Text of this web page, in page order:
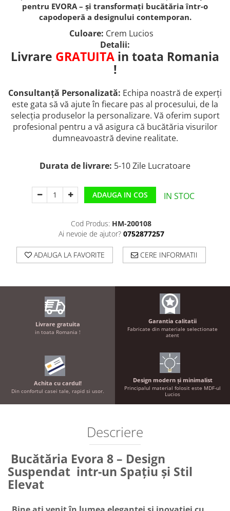
pentru EVORA – și transformați bucătăria într-o
capodoperă a designului contemporan.
Culoare: Crem Lucios
Detalii:
Livrare GRATUITA in toata Romania
!
Consultanță Personalizată: Echipa noastră de experți
este gata să vă ajute în fiecare pas al procesului, de la
selecția produselor la personalizare. Vă oferim suport
profesional pentru a vă asigura că bucătăria visurilor
dumneavoastră devine realitate.
Durata de livrare: 5-10 Zile Lucratoare
ADAUGA IN COS IN STOC
Cod Produs: HM-200108
Ai nevoie de ajutor? 0752877257
ADAUGA LA FAVORITE CERE INFORMATII
Livrare gratuita
in toata Romania !
Garantia calitatii
Fabricate din materiale selectionate
atent
Achita cu cardul!
Din confortul casei tale, rapid si usor.
Design modern și minimalist
Principalul material folosit este MDF-ul
Lucios
Descriere
Bucătăria Evora 8 – Design
Suspendat intr-un Spațiu și Stil
Elevat